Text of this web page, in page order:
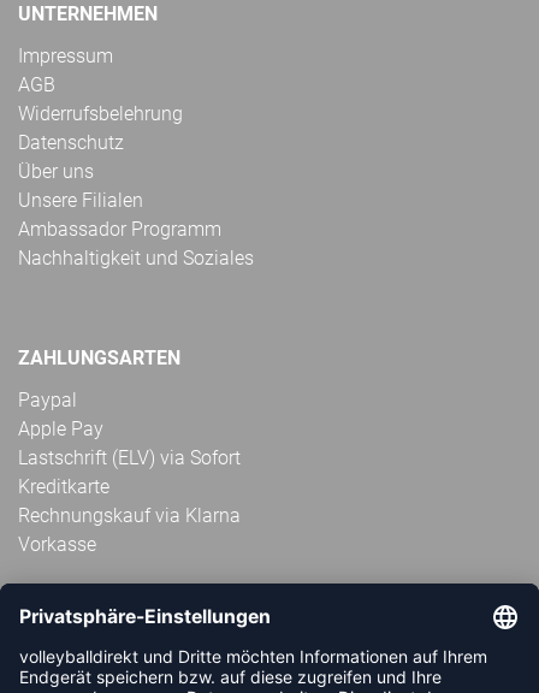
UNTERNEHMEN
Impressum
AGB
Widerrufsbelehrung
Datenschutz
Über uns
Unsere Filialen
Ambassador Programm
Nachhaltigkeit und Soziales
ZAHLUNGSARTEN
Paypal
Apple Pay
Lastschrift (ELV) via Sofort
Kreditkarte
Rechnungskauf via Klarna
Vorkasse
ABONNIERE JETZT DEN KOSTENLOSEN
VOLLEYBALLDIREKT-NEWSLETTER UND VERPASSE KEINE
NEUIGKEIT ODER AKTION MEHR.